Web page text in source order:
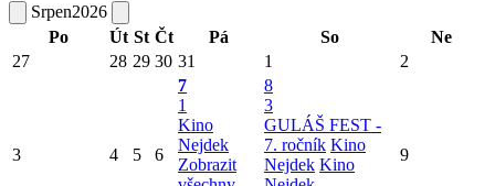
Srpen2026
Po
Út St Čt Pá So
Ne
27
28 29 30 31 1 2
3 4 5 6
7
1
Kino
Nejdek
Zobrazit
8
3
GULÁŠ FEST -
7. ročník Kino
Nejdek Kino
9